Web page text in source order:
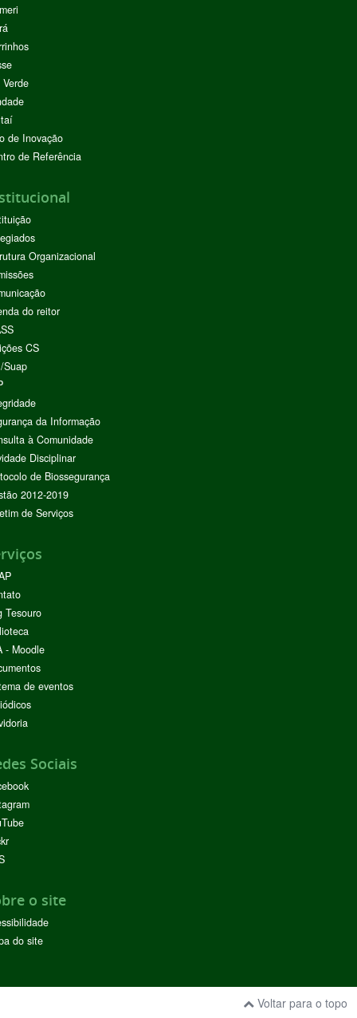
de Inovação
de Referência
Organizacional
do reitor
CS
Suap
da Informação
à Comunidade
Disciplinar
de Biossegurança
2012-2019
de Serviços
Tesouro
- Moodle
de eventos
Sociais
o site
do site
Voltar para o topo